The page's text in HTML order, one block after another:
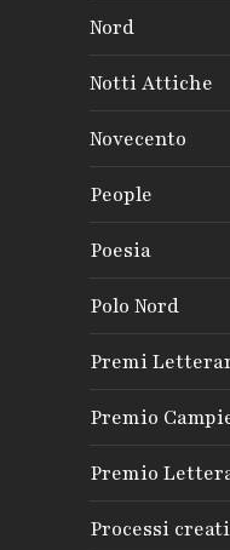
Nord
Notti Attiche
Novecento
People
Poesia
Polo Nord
Premi
Premio
Premio
Processi